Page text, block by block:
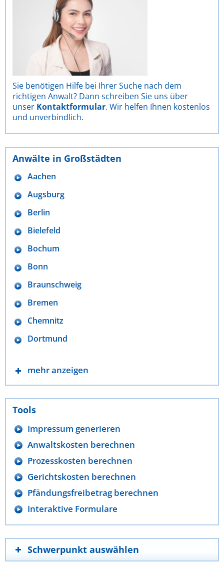
Sie benötigen Hilfe bei Ihrer Suche nach dem
richtigen Anwalt? Dann schreiben Sie uns über
unser Kontaktformular. Wir helfen Ihnen kostenlos
und unverbindlich.
Anwälte in Großstädten
Aachen
Augsburg
Berlin
Bielefeld
Bochum
Bonn
Braunschweig
Bremen
Chemnitz
Dortmund
mehr anzeigen
Tools
Impressum generieren
Anwaltskosten berechnen
Prozesskosten berechnen
Gerichtskosten berechnen
Pfändungsfreibetrag berechnen
Interaktive Formulare
Schwerpunkt auswählen